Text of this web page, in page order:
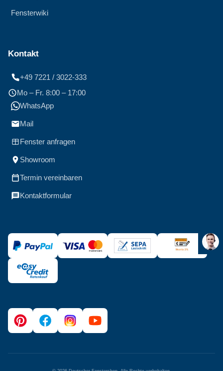
Fensterwiki
Kontakt
+49 7221 / 3022-333
Mo – Fr. 8:00 – 17:00
WhatsApp
Mail
Fenster anfragen
Showroom
Termin vereinbaren
Kontaktformular